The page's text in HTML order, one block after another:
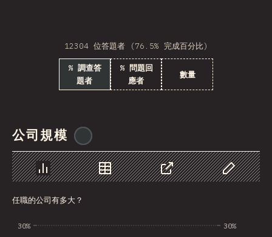
Ghana
Albania
Saudi Arabia
Bosnia and Herzegovi…
Uzbekistan
Tunisia
12304 位答題者 (76.5% 完成百分比)
% 調查答
題者
% 問題回
應者
數量
公司規模
圖表 資料 分享
自訂資料
任職的公司有多大？
30%
30%